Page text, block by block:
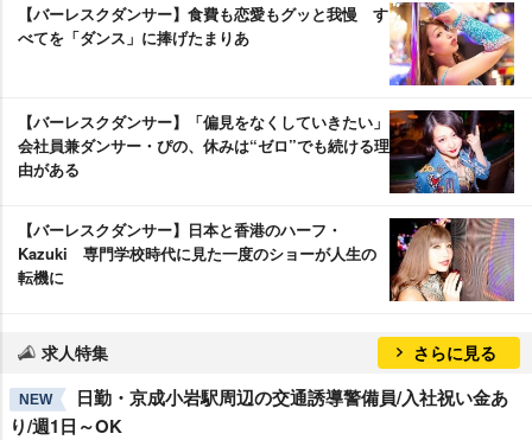
【バーレスクダンサー】食費も恋愛もグッと我慢 す
べてを「ダンス」に捧げたまりあ
【バーレスクダンサー】「偏見をなくしていきたい」
会社員兼ダンサー・ぴの、休みは“ゼロ”でも続ける理
由がある
【バーレスクダンサー】日本と香港のハーフ・
Kazuki 専門学校時代に見た一度のショーが人生の
転機に
求人特集 さらに見る
NEW
日勤・京成小岩駅周辺の交通誘導警備員/入社祝い金あ
り/週1日～OK